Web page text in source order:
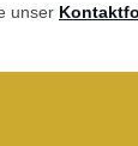
unser